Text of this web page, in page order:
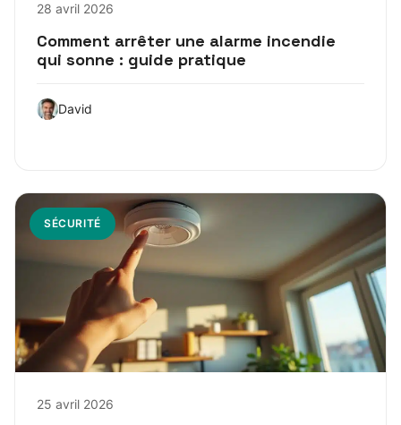
28 avril 2026
Comment arrêter une alarme incendie
qui sonne : guide pratique
David
SÉCURITÉ
25 avril 2026